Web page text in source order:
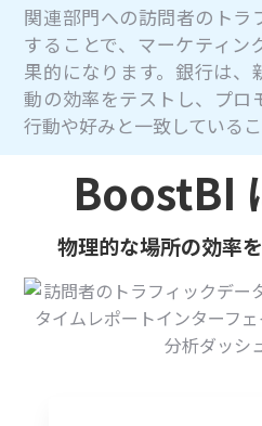
関連部門への訪問者のトラ
することで、マーケティン
果的になります。銀行は、
動の効率をテストし、プロ
行動や好みと一致している
BoostBI
物理的な場所の効率